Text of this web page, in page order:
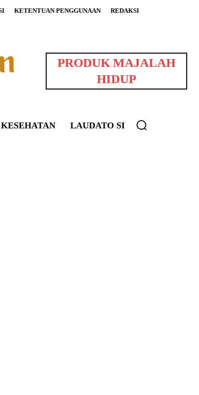
KETENTUAN PENGGUNAAN
REDAKSI
PRODUK MAJALAH
HIDUP
KESEHATAN LAUDATO SI